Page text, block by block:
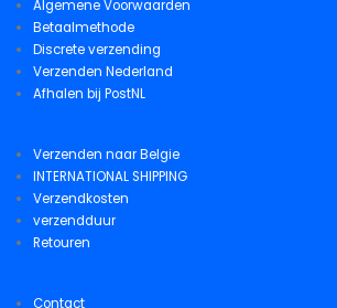
Algemene Voorwaarden
Betaalmethode
Discrete verzending
Verzenden Nederland
Afhalen bij PostNL
Verzenden naar Belgie
INTERNATIONAL SHIPPING
Verzendkosten
verzendduur
Retouren
Contact